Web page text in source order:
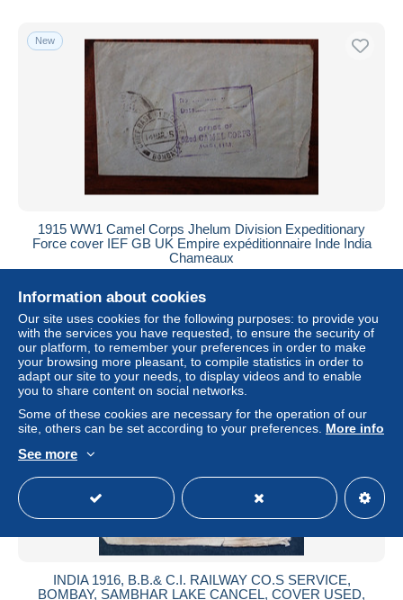
New
1915 WW1 Camel Corps Jhelum Division Expeditionary
Force cover IEF GB UK Empire expéditionnaire Inde India
Chameaux
Status Private individual
New
INDIA 1916, B.B.& C.I. RAILWAY CO.S SERVICE,
BOMBAY, SAMBHAR LAKE CANCEL, COVER USED,
Information about cookies
Our site uses cookies for the following purposes: to provide you
with the services you have requested, to ensure the security of
our platform, to remember your preferences in order to make
your browsing more pleasant, to compile statistics in order to
adapt our site to your needs, to display videos and to enable
you to share content on social networks.
Some of these cookies are necessary for the operation of our
site, others can be set according to your preferences. More info
See more